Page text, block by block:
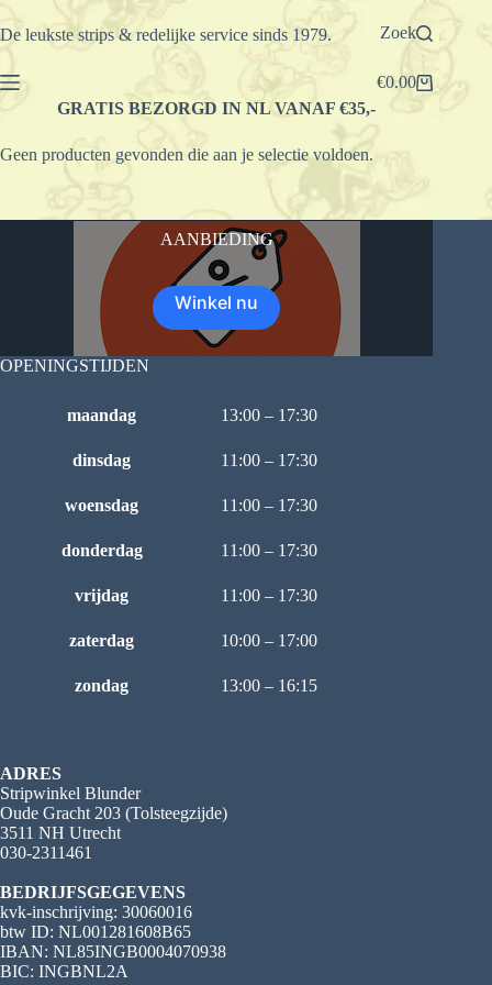
Ga
naar
De leukste strips & redelijke service sinds 1979. Zoek
Winkelwagen
€0.00
GRATIS BEZORGD IN NL VANAF €35,-
Geen producten gevonden die aan je selectie voldoen.
AANBIEDING
Winkel nu
OPENINGSTIJDEN
maandag 13:00 – 17:30
dinsdag 11:00 – 17:30
woensdag 11:00 – 17:30
donderdag 11:00 – 17:30
vrijdag 11:00 – 17:30
zaterdag 10:00 – 17:00
zondag 13:00 – 16:15
ADRES
Stripwinkel Blunder
Oude Gracht 203 (Tolsteegzijde)
3511 NH Utrecht
030-2311461
BEDRIJFSGEGEVENS
kvk-inschrijving: 30060016
btw ID: NL001281608B65
IBAN: NL85INGB0004070938
BIC: INGBNL2A